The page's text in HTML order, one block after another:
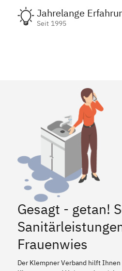
Jahrelange
Seit 1995
Gesagt - getan!
Frauenwies
Der Klempner Verband hilft